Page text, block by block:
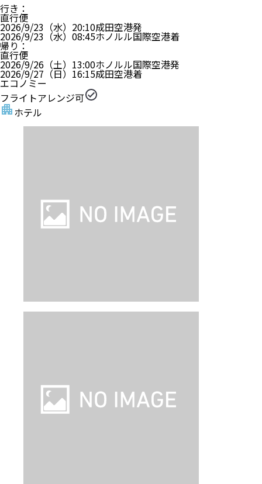
行き ：
直行便
2026/9/23（水） 20:10成田空港発
2026/9/23（水） 08:45ホノルル国際空港着
帰り ：
直行便
2026/9/26（土） 13:00ホノルル国際空港発
2026/9/27（日） 16:15成田空港着
エコノミー
フライトアレンジ可
ホテル